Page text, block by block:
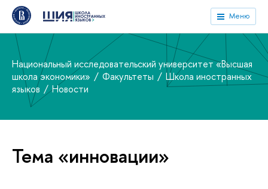
Меню
Национальный исследовательский университет «Высшая
школа экономики»
Факультеты
Школа иностранных
языков
Новости
Тема «инновации»